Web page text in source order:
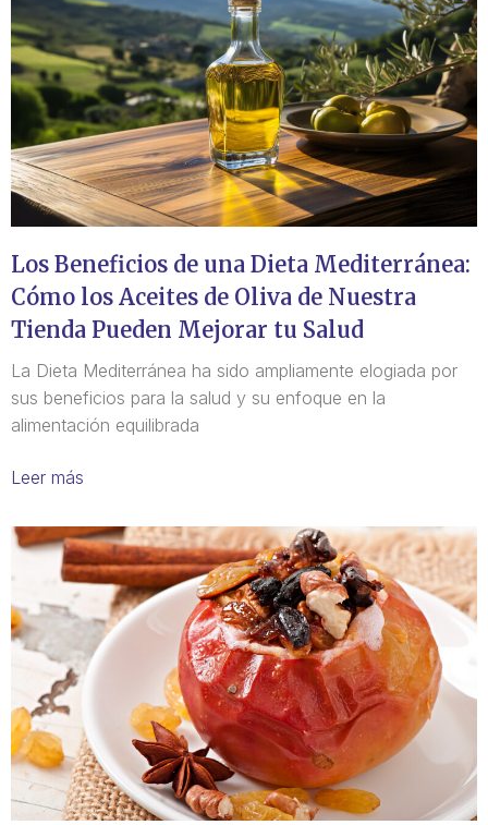
Los Beneficios de una Dieta Mediterránea:
Cómo los Aceites de Oliva de Nuestra
Tienda Pueden Mejorar tu Salud
La Dieta Mediterránea ha sido ampliamente elogiada por
sus beneficios para la salud y su enfoque en la
alimentación equilibrada
Leer más